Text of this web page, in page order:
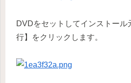
DVDをセットしてインストール
行】をクリックします。